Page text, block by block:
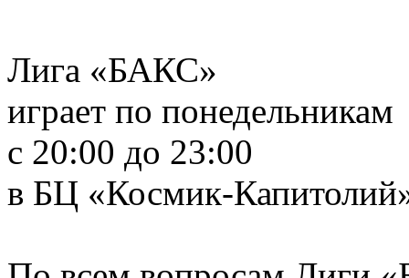
Лига «БАКС»
играет по понедельникам
с 20:00 до 23:00
в БЦ «Космик-